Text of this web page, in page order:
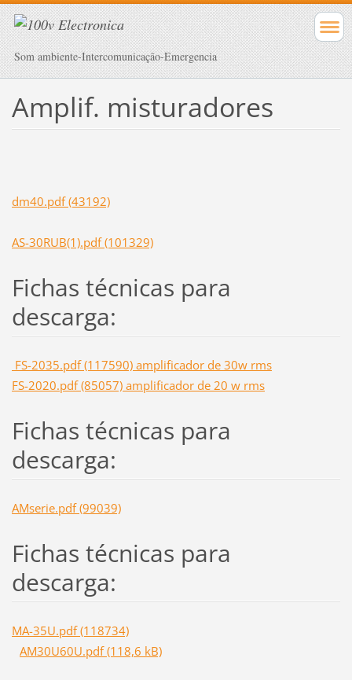
Som ambiente-Intercomunicação-Emergencia
Amplif. misturadores
dm40.pdf (43192)
AS-30RUB(1).pdf (101329)
Fichas técnicas para
descarga:
FS-2035.pdf (117590) amplificador de 30w rms
FS-2020.pdf (85057) amplificador de 20 w rms
Fichas técnicas para
descarga:
AMserie.pdf (99039)
Fichas técnicas para
descarga:
MA-35U.pdf (118734)
AM30U60U.pdf (118,6 kB)